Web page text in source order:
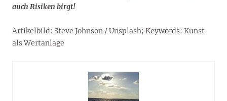
auch Risiken birgt!
Artikelbild: Steve Johnson / Unsplash; Keywords: Kunst
als Wertanlage